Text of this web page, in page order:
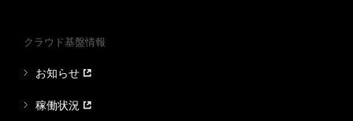
クラウド基盤情報
お知らせ
稼働状況